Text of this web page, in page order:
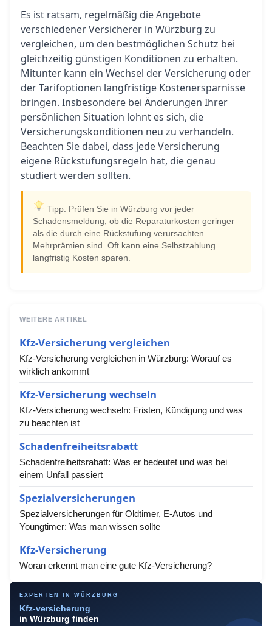
Es ist ratsam, regelmäßig die Angebote
verschiedener Versicherer in Würzburg zu
vergleichen, um den bestmöglichen Schutz bei
gleichzeitig günstigen Konditionen zu erhalten.
Mitunter kann ein Wechsel der Versicherung oder
der Tarifoptionen langfristige Kostenersparnisse
bringen. Insbesondere bei Änderungen Ihrer
persönlichen Situation lohnt es sich, die
Versicherungskonditionen neu zu verhandeln.
Beachten Sie dabei, dass jede Versicherung
eigene Rückstufungsregeln hat, die genau
studiert werden sollten.
Tipp: Prüfen Sie in Würzburg vor jeder
Schadensmeldung, ob die Reparaturkosten geringer
als die durch eine Rückstufung verursachten
Mehrprämien sind. Oft kann eine Selbstzahlung
langfristig Kosten sparen.
WEITERE ARTIKEL
Kfz-Versicherung vergleichen
Kfz-Versicherung vergleichen in Würzburg: Worauf es
wirklich ankommt
Kfz-Versicherung wechseln
Kfz-Versicherung wechseln: Fristen, Kündigung und was
zu beachten ist
Schadenfreiheitsrabatt
Schadenfreiheitsrabatt: Was er bedeutet und was bei
einem Unfall passiert
Spezialversicherungen
Spezialversicherungen für Oldtimer, E-Autos und
Youngtimer: Was man wissen sollte
Kfz-Versicherung
Woran erkennt man eine gute Kfz-Versicherung?
EXPERTEN IN WÜRZBURG
Kfz-versicherung
in Würzburg finden